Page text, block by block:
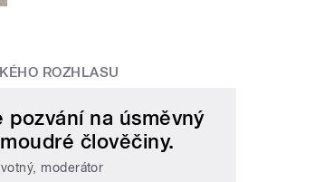
ROZHLASU
pozvání na úsměvný
člověčiny.
moderátor